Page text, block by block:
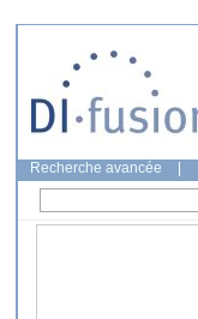
Recherche avancée